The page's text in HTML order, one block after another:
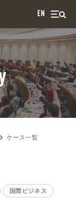
EN
ケース一覧
国際ビジネス